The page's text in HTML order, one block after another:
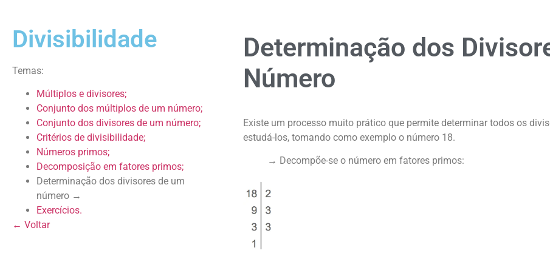
Divisibilidade
Temas:
Múltiplos e divisores;
Conjunto dos múltiplos de um número;
Conjunto dos divisores de um número;
Critérios de divisibilidade;
Números primos;
Decomposição em fatores primos;
Determinação dos divisores de um
número →
Exercícios.
← Voltar
Determinação dos
Número
Existe um processo muito prático que permite determinar todos os
estudá-los, tomando como exemplo o número 18.
→ Decompõe-se o número em fatores primos: